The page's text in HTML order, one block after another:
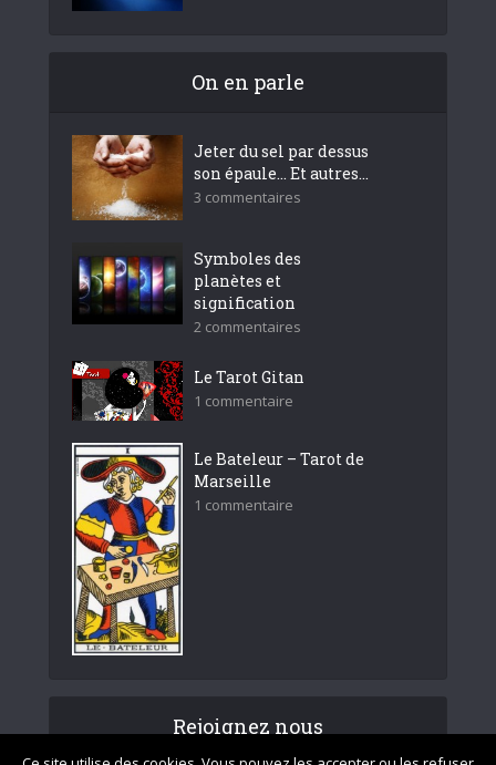
On en parle
Jeter du sel par dessus
son épaule… Et autres...
3 commentaires
Symboles des
planètes et
signification
2 commentaires
Le Tarot Gitan
1 commentaire
Le Bateleur – Tarot de
Marseille
1 commentaire
Rejoignez nous